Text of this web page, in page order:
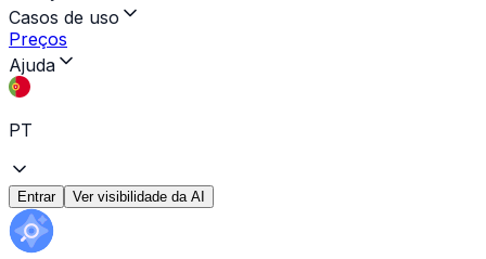
Casos de uso
Preços
Ajuda
PT
Entrar Ver visibilidade da AI